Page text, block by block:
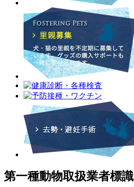
第一種動物取扱業者標識